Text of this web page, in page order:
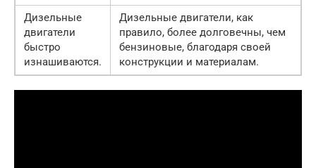
Дизельные
двигатели
быстро
изнашиваются.
Дизельные двигатели, как
правило, более долговечны, чем
бензиновые, благодаря своей
конструкции и материалам.